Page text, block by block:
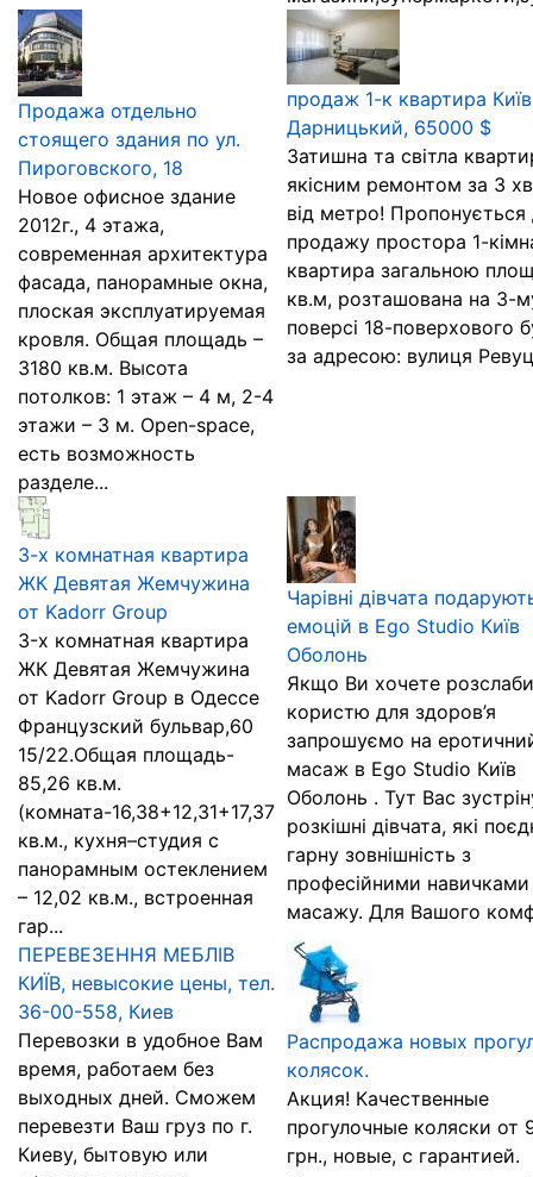
Продажа отдельно
стоящего здания по ул.
Пироговского, 18
Новое офисное здание
2012г., 4 этажа,
современная архитектура
фасада, панорамные окна,
плоская эксплуатируемая
кровля. Общая площадь –
3180 кв.м. Высота
потолков: 1 этаж – 4 м, 2-4
этажи – 3 м. Open-space,
есть возможность
разделе...
продаж 1-к квартира
Дарницький, 65000 $
Затишна та світла
якісним ремонтом за 3
від метро! Пропонується
продажу простора 1-
квартира загальною
кв.м, розташована на 3-
поверсі 18-поверхового
за адресою: вулиця
3-х комнатная квартира
ЖК Девятая Жемчужина
от Kadorr Group
3-х комнатная квартира
ЖК Девятая Жемчужина
от Kadorr Group в Одессе
Французский бульвар,60
15/22.Общая площадь-
85,26 кв.м.
(комната-16,38+12,31+17,37
кв.м., кухня–студия с
панорамным остеклением
– 12,02 кв.м., встроенная
гар...
Чарівні дівчата
емоцій в Ego Studio Київ
Оболонь
Якщо Ви хочете
користю для здоров’я
запрошуємо на
масаж в Ego Studio Київ
Оболонь . Тут Вас
розкішні дівчата, які
гарну зовнішність з
професійними навичками
масажу. Для Вашого
ПЕРЕВЕЗЕННЯ МЕБЛІВ
КИЇВ, невысокие цены, тел.
36-00-558, Киев
Перевозки в удобное Вам
время, работаем без
выходных дней. Сможем
перевезти Ваш груз по г.
Киеву, бытовую или
Распродажа новых
колясок.
Акция! Качественные
прогулочные коляски от
грн., новые, с гарантией.